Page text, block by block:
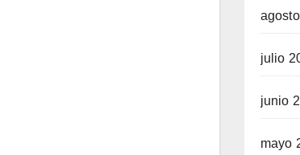
julio
junio
mayo